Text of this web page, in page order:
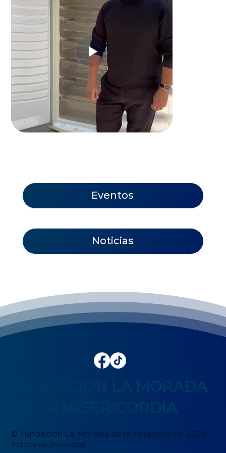
Eventos
Noticias
FUNDACION LA MORADA
© Fundacion La Morada de la Misericordia 2026
Politica de privacidad